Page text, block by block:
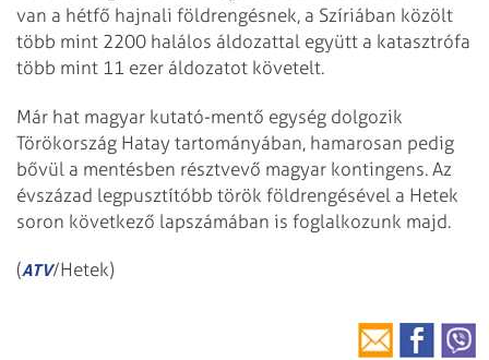
van a hétfő hajnali földrengésnek, a Szíriában közölt
több mint 2200 halálos áldozattal együtt a katasztrófa
több mint 11 ezer áldozatot követelt.
Már hat magyar kutató-mentő egység dolgozik
Törökország Hatay tartományában, hamarosan pedig
bővül a mentésben résztvevő magyar kontingens. Az
évszázad legpusztítóbb török földrengésével a Hetek
soron következő lapszámában is foglalkozunk majd.
(ATV/Hetek)